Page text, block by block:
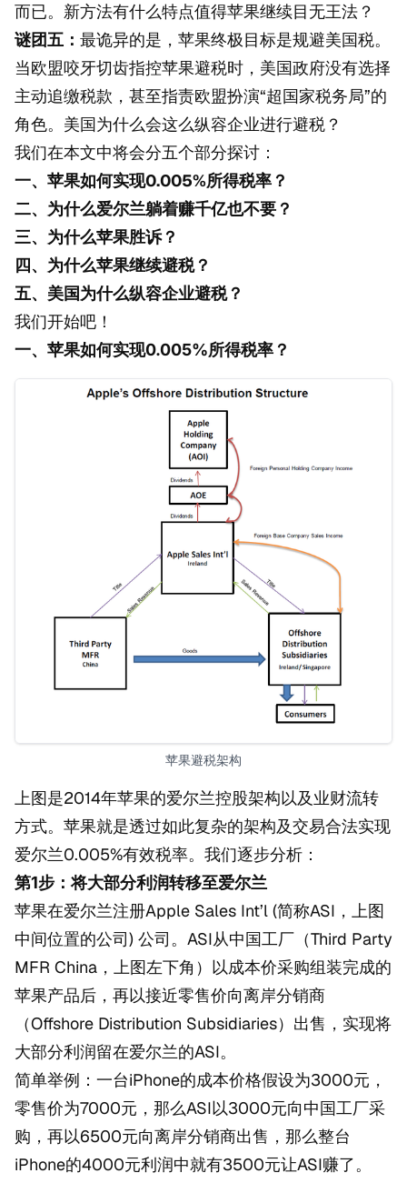
而已。新方法有什么特点值得苹果继续目无王法？
谜团五： 最诡异的是，苹果终极目标是规避美国税。
当欧盟咬牙切齿指控苹果避税时，美国政府没有选择
主动追缴税款，甚至指责欧盟扮演“超国家税务局”的
角色。美国为什么会这么纵容企业进行避税？
我们在本文中将会分五个部分探讨：
一、苹果如何实现0.005%所得税率？
二、为什么爱尔兰躺着赚千亿也不要？
三、为什么苹果胜诉？
四、为什么苹果继续避税？
五、美国为什么纵容企业避税？
我们开始吧！
一、苹果如何实现0.005%所得税率？
苹果避税架构
上图是2014年苹果的爱尔兰控股架构以及业财流转
方式。苹果就是透过如此复杂的架构及交易合法实现
爱尔兰0.005%有效税率。我们逐步分析：
第1步：将大部分利润转移至爱尔兰
苹果在爱尔兰注册Apple Sales Int’l (简称ASI，上图
中间位置的公司) 公司。ASI从中国工厂（Third Party
MFR China，上图左下角）以成本价采购组装完成的
苹果产品后，再以接近零售价向离岸分销商
（Offshore Distribution Subsidiaries）出售，实现将
大部分利润留在爱尔兰的ASI。
简单举例：一台iPhone的成本价格假设为3000元，
零售价为7000元，那么ASI以3000元向中国工厂采
购，再以6500元向离岸分销商出售，那么整台
iPhone的4000元利润中就有3500元让ASI赚了。